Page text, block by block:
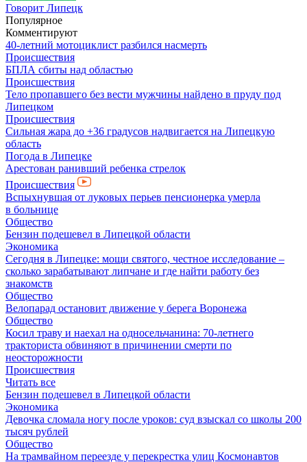
Говорит Липецк
Популярное
Комментируют
40-летний мотоциклист разбился насмерть
Происшествия
БПЛА сбиты над областью
Происшествия
Тело пропавшего без вести мужчины найдено в пруду под
Липецком
Происшествия
Сильная жара до +36 градусов надвигается на Липецкую
область
Погода в Липецке
Арестован ранивший ребенка стрелок
Происшествия
Вспыхнувшая от луковых перьев пенсионерка умерла
в больнице
Общество
Бензин подешевел в Липецкой области
Экономика
Сегодня в Липецке: мощи святого, честное исследование –
сколько зарабатывают липчане и где найти работу без
знакомств
Общество
Велопарад остановит движение у берега Воронежа
Общество
Косил траву и наехал на односельчанина: 70-летнего
тракториста обвиняют в причинении смерти по
неосторожности
Происшествия
Читать все
Бензин подешевел в Липецкой области
Экономика
Девочка сломала ногу после уроков: суд взыскал со школы 200
тысяч рублей
Общество
На трамвайном переезде у перекрестка улиц Космонавтов